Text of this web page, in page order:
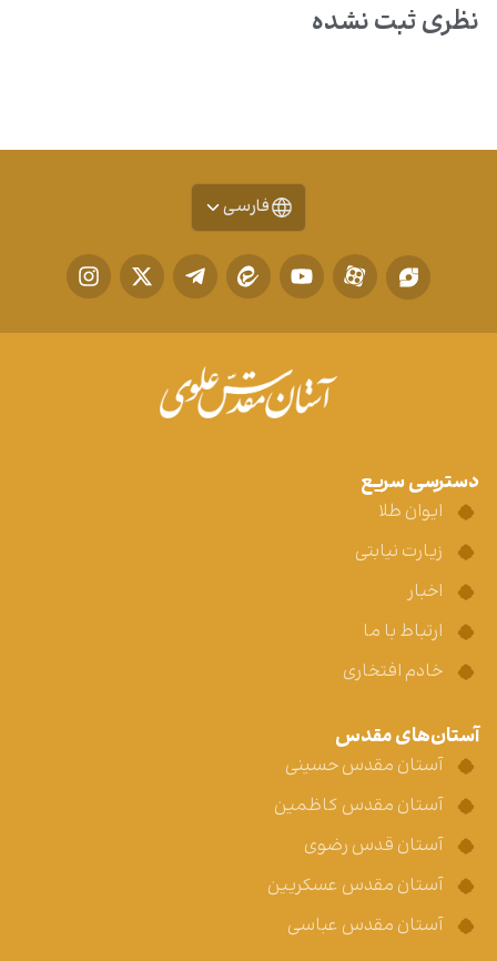
نظری ثبت نشده
فارسی
دسترسی سریع
ایوان طلا
زیارت نیابتی
اخبار
ارتباط با ما
خادم افتخاری
آستان‌های مقدس
آستان مقدس حسینی
آستان مقدس کاظمین
آستان قدس رضوی
آستان مقدس عسکریین
آستان مقدس عباسی